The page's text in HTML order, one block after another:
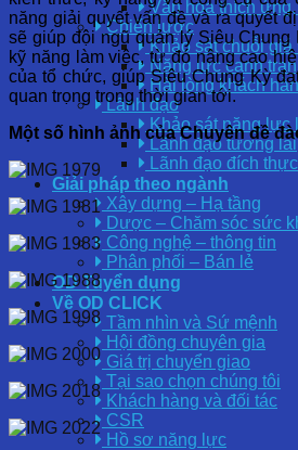
Văn hóa thích
Chiến lược
Khảo sát chuỗi giá
Năng lực cạnh
Hài lòng khách
Lãnh đạo
Khảo sát năng lực
Lãnh đạo tương lai
Lãnh đạo đích thực
Giải pháp theo ngành
Xây dựng – Hạ tầng
Dược – Chăm sóc sức
Công nghệ – thông tin
Phân phối – Bán lẻ
OD Tuyển dụng
Về OD CLICK
Tầm nhìn và Sứ mệnh
Hội đồng chuyên gia
Giá trị chuyển giao
Tại sao chọn chúng tôi
Khách hàng và đối tác
CSR
Hồ sơ năng lực
năng giải quyết vấn đề và ra quyết
sẽ giúp đội ngũ quản lý Siêu Chung
kỹ năng làm việc, từ đó nâng cao
của tổ chức, giúp Siêu Chung Kỳ
quan trọng trong thời gian tới.
Một số hình ảnh của Chuyên đề